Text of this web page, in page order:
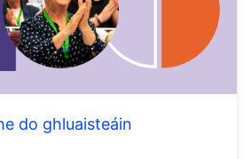
do ghluaisteáin